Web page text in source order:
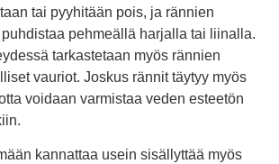
tai pyyhitään pois, ja rännien
pehmeällä harjalla tai liinalla.
tarkastetaan myös rännien
vauriot. Joskus rännit täytyy myös
voidaan varmistaa veden esteetön
kannattaa usein sisällyttää myös